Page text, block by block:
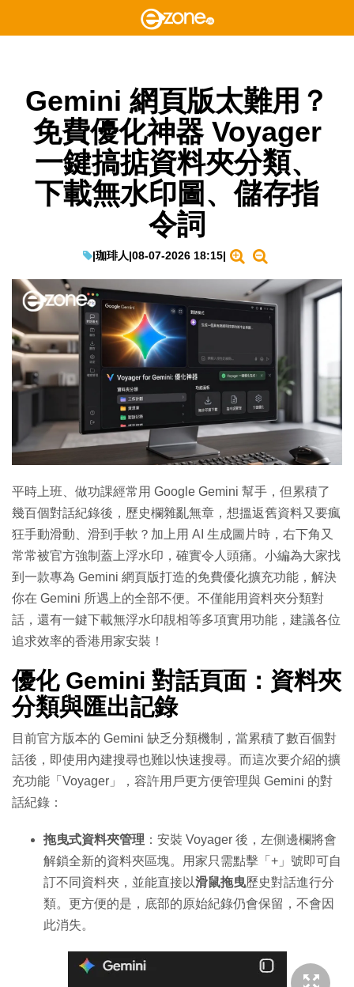
Gemini 網頁版太難用？
免費優化神器 Voyager
一鍵搞掂資料夾分類、
下載無水印圖、儲存指
令詞
|珈琲人|08-07-2026 18:15|
平時上班、做功課經常用 Google Gemini 幫手，但累積了
幾百個對話紀錄後，歷史欄雜亂無章，想搵返舊資料又要瘋
狂手動滑動、滑到手軟？加上用 AI 生成圖片時，右下角又
常常被官方強制蓋上浮水印，確實令人頭痛。小編為大家找
到一款專為 Gemini 網頁版打造的免費優化擴充功能，解決
你在 Gemini 所遇上的全部不便。不僅能用資料夾分類對
話，還有一鍵下載無浮水印靚相等多項實用功能，建議各位
追求效率的香港用家安裝！
優化 Gemini 對話頁面：資料夾
分類與匯出記錄
目前官方版本的 Gemini 缺乏分類機制，當累積了數百個對
話後，即使用內建搜尋也難以快速搜尋。而這次要介紹的擴
充功能「Voyager」，容許用戶更方便管理與 Gemini 的對
話紀錄：
拖曳式資料夾管理 ：安裝 Voyager 後，左側邊欄將會
解鎖全新的資料夾區塊。用家只需點擊「+」號即可自
訂不同資料夾，並能直接以滑鼠拖曳歷史對話進行分
類。更方便的是，底部的原始紀錄仍會保留，不會因
此消失。